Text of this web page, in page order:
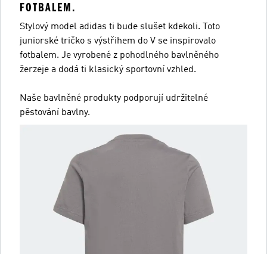
FOTBALEM.
Stylový model adidas ti bude slušet kdekoli. Toto
juniorské tričko s výstřihem do V se inspirovalo
fotbalem. Je vyrobené z pohodlného bavlněného
žerzeje a dodá ti klasický sportovní vzhled.
Naše bavlněné produkty podporují udržitelné
pěstování bavlny.